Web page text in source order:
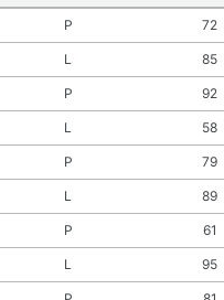
P 72
L 85
P 92
L 58
P 79
L 89
P 61
L 95